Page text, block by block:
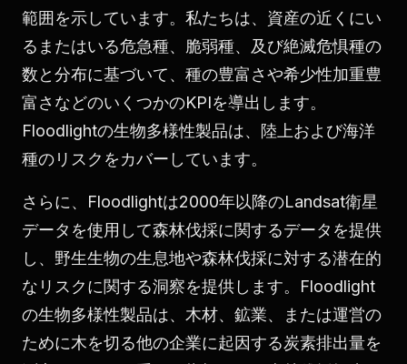
範囲を示しています。私たちは、資産の近くにい
るまたはいる危急種、脆弱種、及び絶滅危惧種の
数と分布に基づいて、種の豊富さや希少性加重豊
富さなどのいくつかのKPIを導出します。
Floodlightの生物多様性製品は、陸上および海洋
種のリスクをカバーしています。
さらに、Floodlightは2000年以降のLandsat衛星
データを使用して森林伐採に関するデータを提供
し、野生生物の生息地や森林伐採に対する潜在的
なリスクに関する洞察を提供します。Floodlight
の生物多様性製品は、木材、鉱業、または運営の
ために木を切る他の企業に起因する炭素排出量を